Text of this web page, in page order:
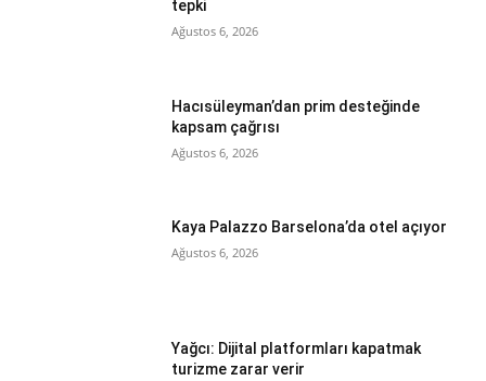
tepki
Ağustos 6, 2026
Hacısüleyman’dan prim desteğinde
kapsam çağrısı
Ağustos 6, 2026
Kaya Palazzo Barselona’da otel açıyor
Ağustos 6, 2026
Yağcı: Dijital platformları kapatmak
turizme zarar verir